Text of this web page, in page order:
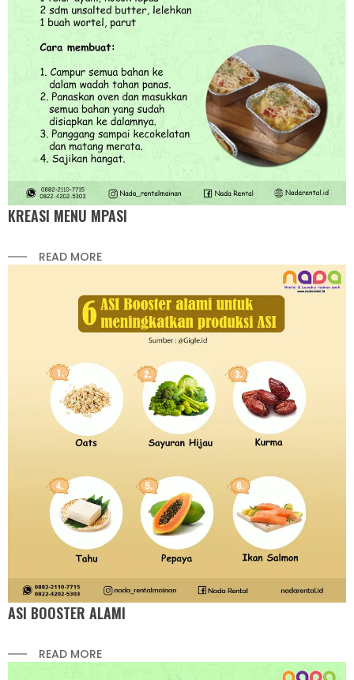
KREASI MENU MPASI
READ MORE
ASI BOOSTER ALAMI
READ MORE